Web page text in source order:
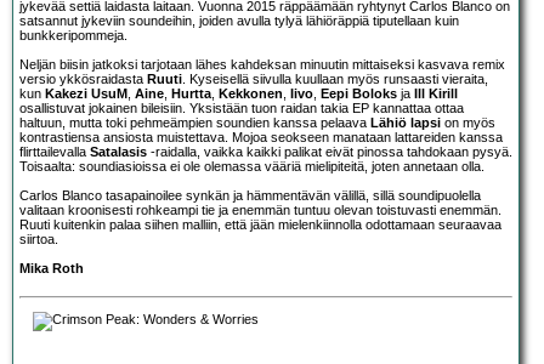
jykevää settiä laidasta laitaan. Vuonna 2015 räppäämään ryhtynyt Carlos Blanco on
satsannut jykeviin soundeihin, joiden avulla tylyä lähiöräppiä tiputellaan kuin
bunkkeripommeja.
Neljän biisin jatkoksi tarjotaan lähes kahdeksan minuutin mittaiseksi kasvava remix
versio ykkösraidasta Ruuti . Kyseisellä siivulla kuullaan myös runsaasti vieraita,
kun Kakezi UsuM Aine Hurtta Kekkonen Iivo Eepi Boloks ja Ill Kirill
osallistuvat jokainen bileisiin. Yksistään tuon raidan takia EP kannattaa ottaa
haltuun, mutta toki pehmeämpien soundien kanssa pelaava Lähiö lapsi on myös
kontrastiensa ansiosta muistettava. Mojoa seokseen manataan lattareiden kanssa
flirttailevalla Satalasis -raidalla, vaikka kaikki palikat eivät pinossa tahdokaan pysyä.
Toisaalta: soundiasioissa ei ole olemassa vääriä mielipiteitä, joten annetaan olla.
Carlos Blanco tasapainoilee synkän ja hämmentävän välillä, sillä soundipuolella
valitaan kroonisesti rohkeampi tie ja enemmän tuntuu olevan toistuvasti enemmän.
Ruuti kuitenkin palaa siihen malliin, että jään mielenkiinnolla odottamaan seuraavaa
siirtoa.
Mika Roth